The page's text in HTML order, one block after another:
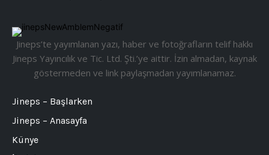
Jineps’te yayımlanan yazı, haber ve fotoğrafların telif hakkı
Jineps Yayıncılık ve Tic. Ltd. Şti.’ye aittir. İzin almadan, kaynak
göstermeden ve link paylaşmadan yayımlanamaz.
Jineps – Başlarken
Jineps – Anasayfa
Künye